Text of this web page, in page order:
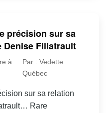
précision sur sa
Denise Filiatrault
à
Par : Vedette
Québec
sur sa relation
Rare